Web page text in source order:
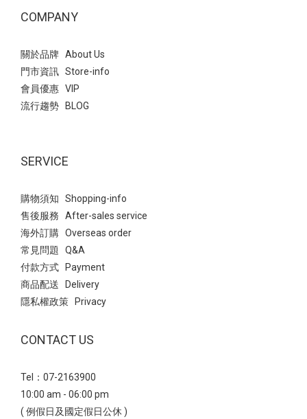
COMPANY
關於品牌 About Us
門市資訊 Store-info
會員優惠 VIP
流行趨勢 BLOG
SERVICE
購物須知 Shopping-info
售後服務 After-sales service
海外訂購 Overseas order
常見問題 Q&A
付款方式 Payment
商品配送 Delivery
隱私權政策 Privacy
CONTACT US
Tel：07-2163900
10:00 am - 06:00 pm
( 例假日及國定假日公休 )